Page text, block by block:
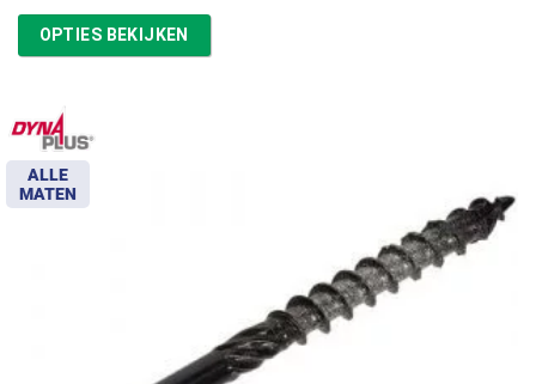
tot
€154,41
OPTIES BEKIJKEN
ALLE
MATEN